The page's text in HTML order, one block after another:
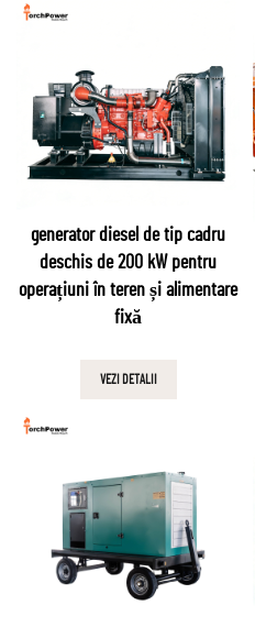
generator diesel de tip cadru
deschis de 200 kW pentru
operațiuni în teren și alimentare
fixă
VEZI DETALII